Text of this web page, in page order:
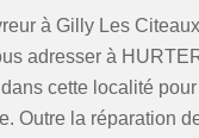
à Gilly Les
adresser à
cette localité
Outre la réparation